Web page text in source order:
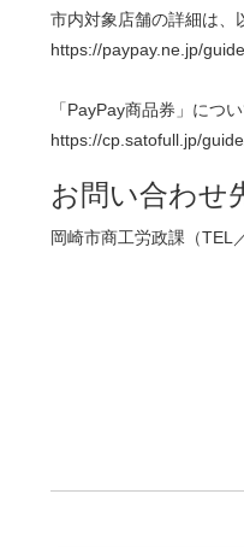
市内対象店舗の詳細は、
https://paypay.ne.jp/
「PayPay商品券」につ
https://cp.satofull.jp/
お問い合わせ
岡崎市商工労政課（TEL